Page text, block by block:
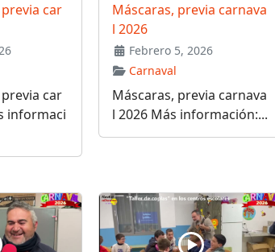
previa car
previa car
informaci
Máscaras, previa carnava
l 2026
Febrero 5, 2026
Carnaval
Máscaras, previa carnava
l 2026 Más información:...